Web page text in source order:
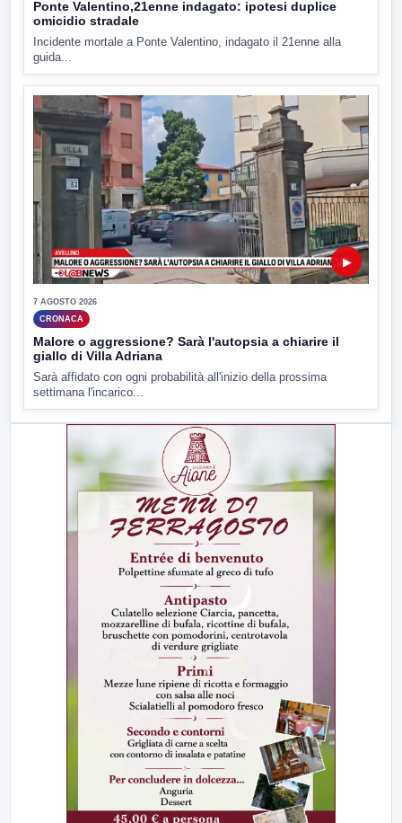
Ponte Valentino,21enne indagato: ipotesi duplice
omicidio stradale
Incidente mortale a Ponte Valentino, indagato il 21enne alla
guida...
▶
7 AGOSTO 2026
CRONACA
Malore o aggressione? Sarà l'autopsia a chiarire il
giallo di Villa Adriana
Sarà affidato con ogni probabilità all'inizio della prossima
settimana l'incarico...